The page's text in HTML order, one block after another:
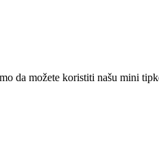
da možete koristiti našu mini